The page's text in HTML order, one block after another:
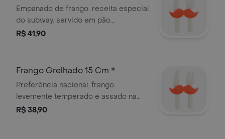
Empanado de frango. receita especial
do subway. servido em pão
fresquinho, frango empanado, queijo
R$ 41,90
Frango Grelhado 15 Cm *
Preferência nacional. frango
levemente temperado e assado na
perfeição. fica ainda mais delicioso
R$ 38,90